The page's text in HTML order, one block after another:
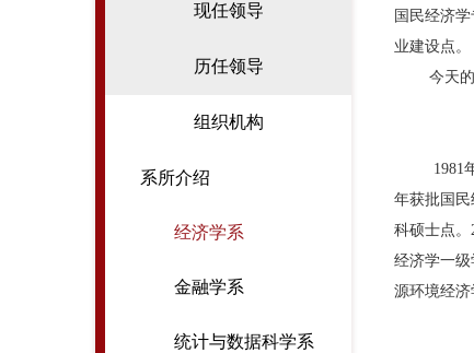
现任领导
历任领导
组织机构
系所介绍
经济学系
金融学系
统计与数据科学系
国民经济学
业建设点。
今天
1981
年获批国民
科硕士点。
经济学一级
源环境经